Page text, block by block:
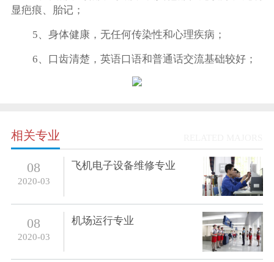
显疤痕、胎记；
5、身体健康，无任何传染性和心理疾病；
6、口齿清楚，英语口语和普通话交流基础较好；
相关专业
08
2020-03
飞机电子设备维修专业
08
2020-03
机场运行专业